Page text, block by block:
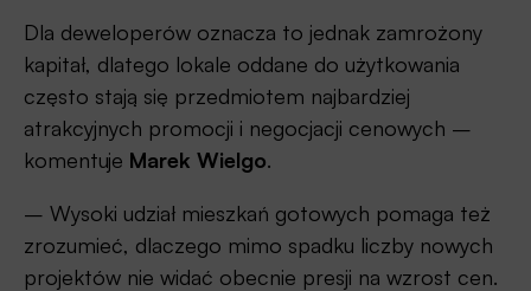
Dla deweloperów oznacza to jednak zamrożony
kapitał, dlatego lokale oddane do użytkowania
często stają się przedmiotem najbardziej
atrakcyjnych promocji i negocjacji cenowych –
komentuje Marek Wielgo.
– Wysoki udział mieszkań gotowych pomaga też
zrozumieć, dlaczego mimo spadku liczby nowych
projektów nie widać obecnie presji na wzrost cen.